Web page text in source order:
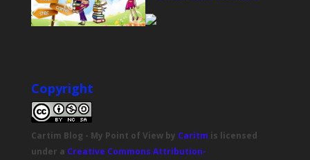
Copyright
Cartim Blog - My Point of Viewby Caritm is licensed
under a Creative Commons Attribution-